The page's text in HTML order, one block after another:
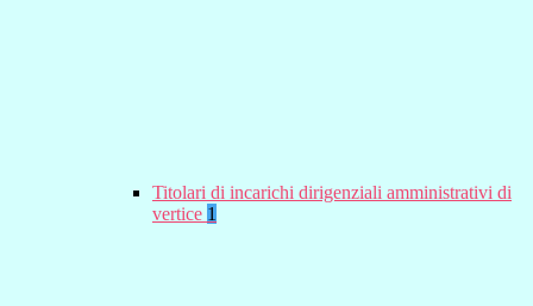
Titolari di incarichi dirigenziali amministrativi di
vertice 1